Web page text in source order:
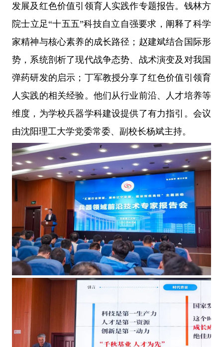
发展及红色价值引领育人实践作专题报告。钱林方
院士立足“十五五”科技自立自强要求，阐释了科学
家精神与核心素养的成长路径；赵建斌结合国际形
势，系统剖析了现代战争态势、战术演变及对我国
弹药研发的启示；丁军教授分享了红色价值引领育
人实践的相关经验。他们从行业前沿、人才培养等
维度，为学校兵器学科建设提供了有力指引。会议
由沈阳理工大学党委常委、副校长杨斌主持。